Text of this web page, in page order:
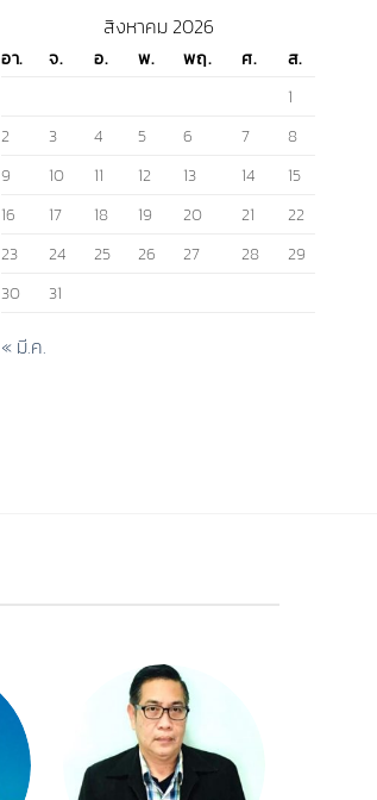
สิงหาคม 2026
อา. จ. อ. พ. พฤ. ศ.
ส.
1
2
3 4 5 6 7
8
9
10 11 12 13 14
15
16
17 18 19 20 21
22
23
24 25 26 27 28
29
30
31
« มี.ค.